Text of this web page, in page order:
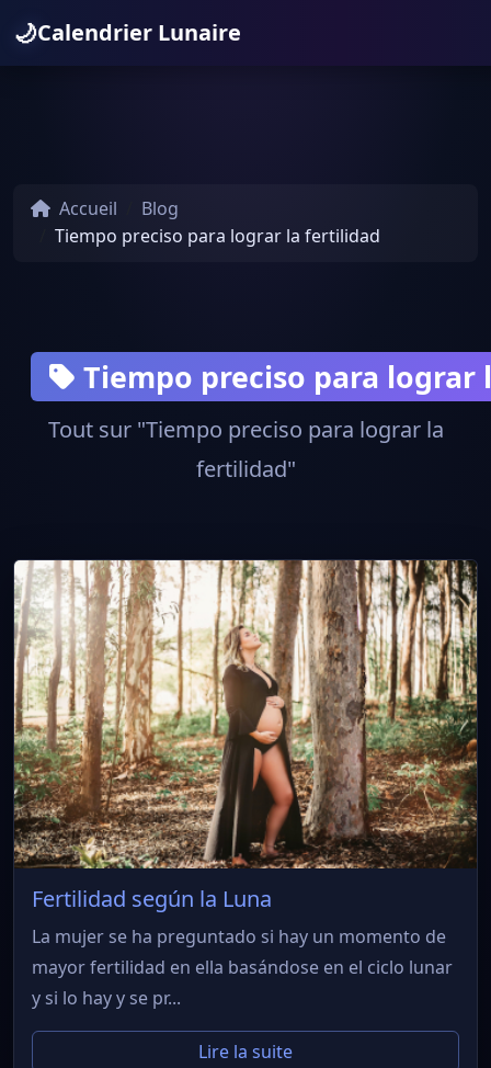
🌙Calendrier Lunaire
Accueil
Blog
Tiempo preciso para lograr la fertilidad
Tiempo preciso para
Tout sur "Tiempo preciso para lograr la
fertilidad"
Fertilidad según la Luna
La mujer se ha preguntado si hay un momento de
mayor fertilidad en ella basándose en el ciclo lunar
y si lo hay y se pr...
Lire la suite